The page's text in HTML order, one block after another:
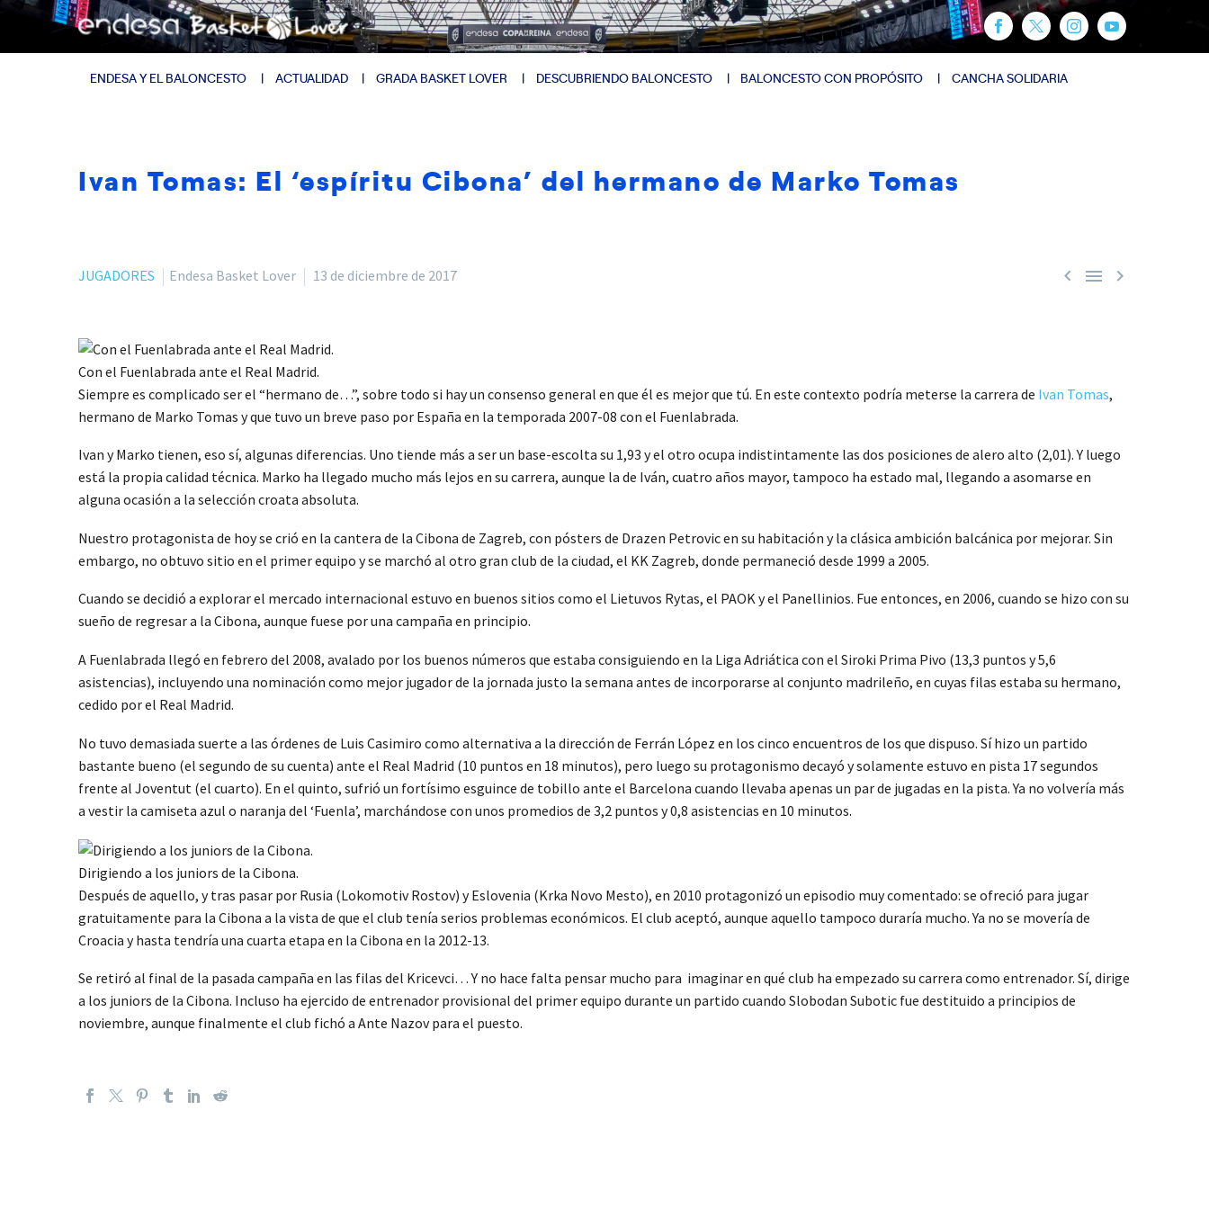
ENDESA Y EL BALONCESTO ACTUALIDAD GRADA BASKET LOVER DESCUBRIENDO BALONCESTO BALONCESTO CON PROPÓSITO CANCHA SOLIDARIA
Ivan Tomas: El ‘espíritu Cibona’ del hermano de Marko Tomas
  
JUGADORES Endesa Basket Lover 13 de diciembre de 2017
Con el Fuenlabrada ante el Real Madrid.
Siempre es complicado ser el “hermano de…”, sobre todo si hay un consenso general en que él es mejor que tú. En este contexto podría meterse la carrera de Ivan Tomas,
hermano de Marko Tomas y que tuvo un breve paso por España en la temporada 2007-08 con el Fuenlabrada.
Ivan y Marko tienen, eso sí, algunas diferencias. Uno tiende más a ser un base-escolta su 1,93 y el otro ocupa indistintamente las dos posiciones de alero alto (2,01). Y luego
está la propia calidad técnica. Marko ha llegado mucho más lejos en su carrera, aunque la de Iván, cuatro años mayor, tampoco ha estado mal, llegando a asomarse en
alguna ocasión a la selección croata absoluta.
Nuestro protagonista de hoy se crió en la cantera de la Cibona de Zagreb, con pósters de Drazen Petrovic en su habitación y la clásica ambición balcánica por mejorar. Sin
embargo, no obtuvo sitio en el primer equipo y se marchó al otro gran club de la ciudad, el KK Zagreb, donde permaneció desde 1999 a 2005.
Cuando se decidió a explorar el mercado internacional estuvo en buenos sitios como el Lietuvos Rytas, el PAOK y el Panellinios. Fue entonces, en 2006, cuando se hizo con su
sueño de regresar a la Cibona, aunque fuese por una campaña en principio.
A Fuenlabrada llegó en febrero del 2008, avalado por los buenos números que estaba consiguiendo en la Liga Adriática con el Siroki Prima Pivo (13,3 puntos y 5,6
asistencias), incluyendo una nominación como mejor jugador de la jornada justo la semana antes de incorporarse al conjunto madrileño, en cuyas filas estaba su hermano,
cedido por el Real Madrid.
No tuvo demasiada suerte a las órdenes de Luis Casimiro como alternativa a la dirección de Ferrán López en los cinco encuentros de los que dispuso. Sí hizo un partido
bastante bueno (el segundo de su cuenta) ante el Real Madrid (10 puntos en 18 minutos), pero luego su protagonismo decayó y solamente estuvo en pista 17 segundos
frente al Joventut (el cuarto). En el quinto, sufrió un fortísimo esguince de tobillo ante el Barcelona cuando llevaba apenas un par de jugadas en la pista. Ya no volvería más
a vestir la camiseta azul o naranja del ‘Fuenla’, marchándose con unos promedios de 3,2 puntos y 0,8 asistencias en 10 minutos.
Dirigiendo a los juniors de la Cibona.
Después de aquello, y tras pasar por Rusia (Lokomotiv Rostov) y Eslovenia (Krka Novo Mesto), en 2010 protagonizó un episodio muy comentado: se ofreció para jugar
gratuitamente para la Cibona a la vista de que el club tenía serios problemas económicos. El club aceptó, aunque aquello tampoco duraría mucho. Ya no se movería de
Croacia y hasta tendría una cuarta etapa en la Cibona en la 2012-13.
Se retiró al final de la pasada campaña en las filas del Kricevci… Y no hace falta pensar mucho para imaginar en qué club ha empezado su carrera como entrenador. Sí, dirige
a los juniors de la Cibona. Incluso ha ejercido de entrenador provisional del primer equipo durante un partido cuando Slobodan Subotic fue destituido a principios de
noviembre, aunque finalmente el club fichó a Ante Nazov para el puesto.